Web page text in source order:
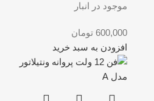
موجود در انبار
600,000 تومان
افزودن به سبد خرید